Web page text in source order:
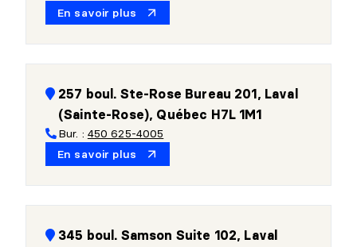
En savoir plus
257 boul. Ste-Rose Bureau 201, Laval
(Sainte-Rose), Québec H7L 1M1
Bur. : 450 625-4005
En savoir plus
345 boul. Samson Suite 102, Laval